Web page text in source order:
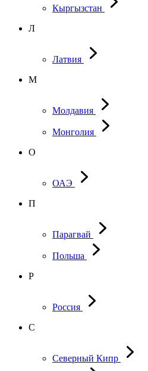
Кыргызстан
Л
Латвия
М
Молдавия
Монголия
О
ОАЭ
П
Парагвай
Польша
Р
Россия
С
Северный Кипр